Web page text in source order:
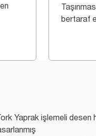
bertaraf
Yaprak işlemeli desen